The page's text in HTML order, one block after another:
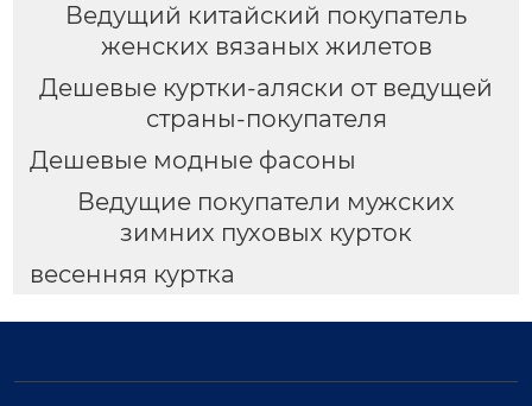
Ведущий китайский покупатель
женских вязаных жилетов
Дешевые куртки-аляски от ведущей
страны-покупателя
Дешевые модные фасоны
Ведущие покупатели мужских
зимних пуховых курток
весенняя куртка